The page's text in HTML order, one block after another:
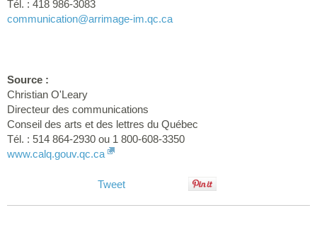
Tél. : 418 986-3083
communication@arrimage-im.qc.ca
Source :
Christian O'Leary
Directeur des communications
Conseil des arts et des lettres du Québec
Tél. : 514 864-2930 ou 1 800-608-3350
www.calq.gouv.qc.ca
Tweet